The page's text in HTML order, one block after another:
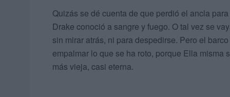
Quizás se dé cuenta de que perdió el ancla
Drake conoció a sangre y fuego. O tal vez se
sin mirar atrás, ni para despedirse. Pero el
empalmar lo que se ha roto, porque Ella
más vieja, casi eterna.